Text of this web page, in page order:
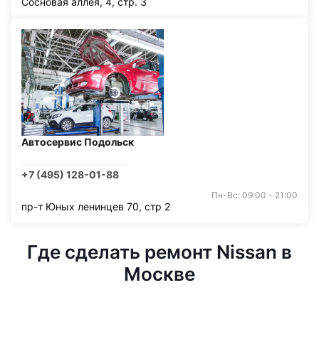
Автосервис Подольск
+7 (495) 128-01-88
Пн-Вс: 09:00 - 21:00
пр-т Юных ленинцев 70, стр 2
Где сделать ремонт Nissan в
Москве